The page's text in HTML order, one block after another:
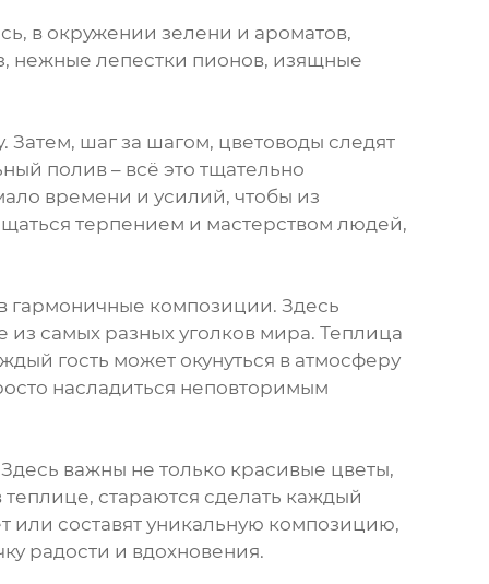
в окружении зелени и ароматов,
нежные лепестки пионов, изящные
шаг за шагом, цветоводы следят
полив – всё это тщательно
времени и усилий, чтобы из
терпением и мастерством людей,
гармоничные композиции. Здесь
самых разных уголков мира. Теплица
гость может окунуться в атмосферу
насладиться неповторимым
важны не только красивые цветы,
стараются сделать каждый
или составят уникальную композицию,
радости и вдохновения.